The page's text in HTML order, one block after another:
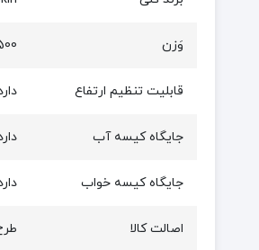
وَزن 1500
قابلیت تنظیم ارتفاع
جایگاه کیسه آب
جایگاه کیسه خواب
اصالت کالا